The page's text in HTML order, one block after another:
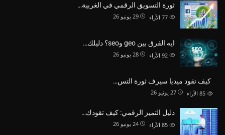
ثورة التسويق الرقمي في الغربية…
29 يونيو 26 الآراء
ايه الفرق بين geo وseo؟ دليلك…
28 يونيو 26 الآراء
كيف تقود ميديا سيرف ثورة التس…
27 يونيو 26 الآراء
دليل التميز الرقمي: كيف تقودك…
24 يونيو 26 الآراء